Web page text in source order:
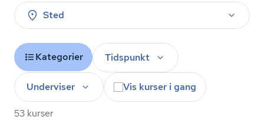
Sted
Kategorier Tidspunkt
Underviser Vis kurser i gang
53 kurser